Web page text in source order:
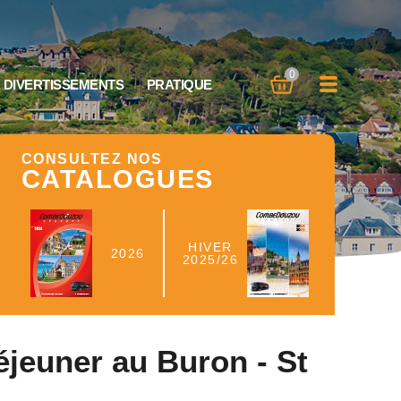
0
PRATIQUE
CONSULTEZ NOS
CATALOGUES
2026
HIVER
2025/26
au Buron - St